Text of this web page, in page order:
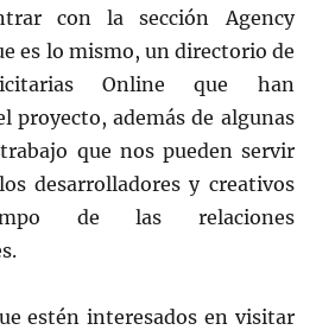
con la sección Agency
es lo mismo, un directorio de
Online que han
proyecto, además de algunas
que nos pueden servir
desarrolladores y creativos
de las relaciones
estén interesados en visitar